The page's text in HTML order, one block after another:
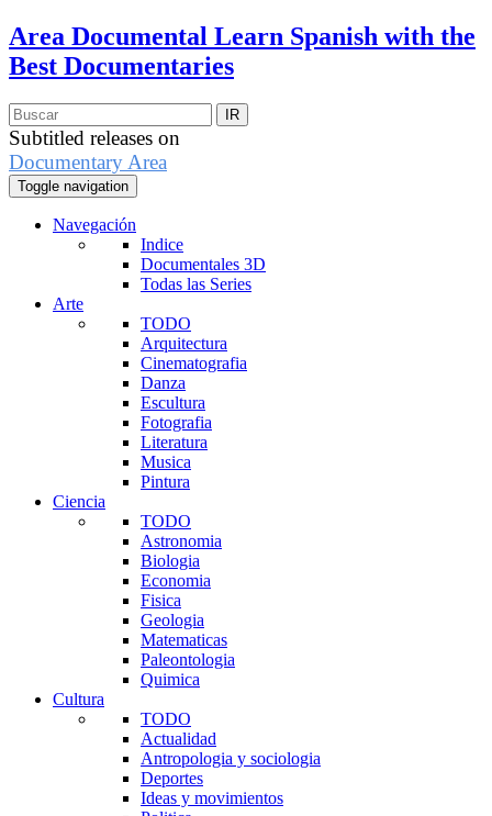
Area Documental Learn Spanish with the
Best Documentaries
Subtitled releases on
Documentary Area
Toggle navigation
Navegación
Indice
Documentales 3D
Todas las Series
Arte
TODO
Arquitectura
Cinematografia
Danza
Escultura
Fotografia
Literatura
Musica
Pintura
Ciencia
TODO
Astronomia
Biologia
Economia
Fisica
Geologia
Matematicas
Paleontologia
Quimica
Cultura
TODO
Actualidad
Antropologia y sociologia
Deportes
Ideas y movimientos